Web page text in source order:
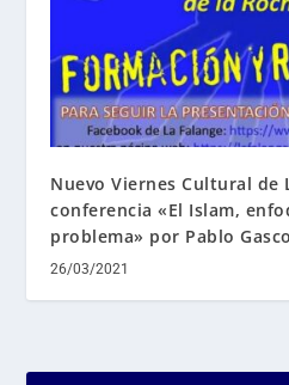
Nuevo Viernes Cultural de
conferencia «El Islam,
problema» por Pablo
26/03/2021